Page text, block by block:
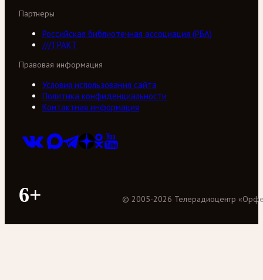
Партнеры
Российская библиотечная ассоциация (РБА)
///ТРАКТ
Правовая информация
Условия использования сайта
Политика конфиденциальности
Контактная информация
6+ © 2005-2026 Телерадиоцентр